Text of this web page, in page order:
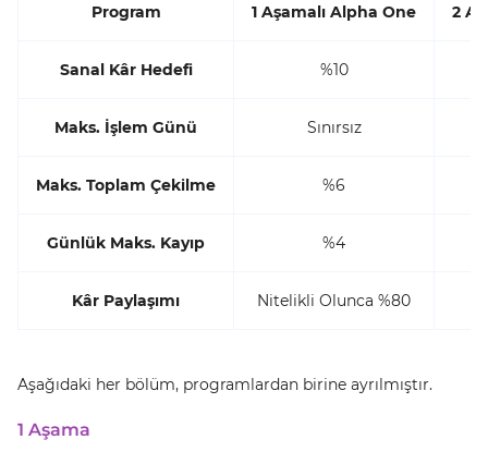
Program 1 Aşamalı Alpha One 2
Sanal Kâr Hedefi %10
Maks. İşlem Günü Sınırsız
Maks. Toplam Çekilme %6
Günlük Maks. Kayıp %4
Kâr Paylaşımı Nitelikli Olunca %80
Aşağıdaki her bölüm, programlardan birine ayrılmıştır.
1 Aşama